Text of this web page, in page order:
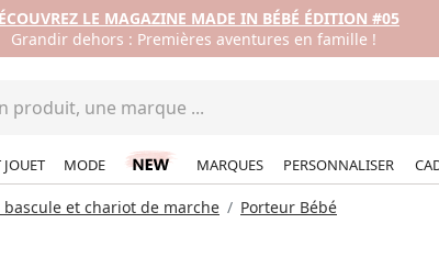
LE MAGAZINE MADE IN BÉBÉ ÉDITION #05
Grandir dehors : Premières aventures en famille !
JOUET MODE MARQUES PERSONNALISER
et chariot de marche Porteur Bébé